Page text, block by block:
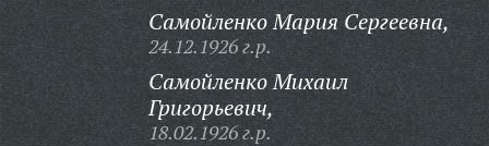
Самойленко Мария Сергеевна,
24.12.1926 г.р.
Самойленко Михаил
Григорьевич,
18.02.1926 г.р.